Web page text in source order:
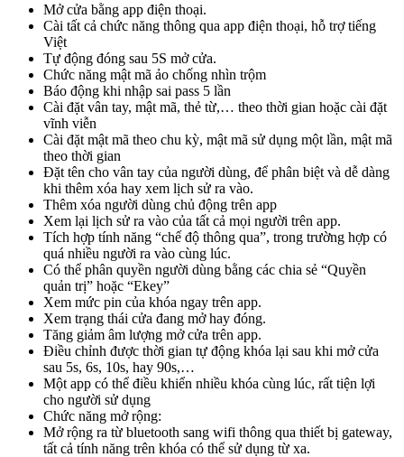
Mở cửa bằng app điện thoại.
Cài tất cả chức năng thông qua app điện thoại, hỗ trợ tiếng
Việt
Tự động đóng sau 5S mở cửa.
Chức năng mật mã ảo chống nhìn trộm
Báo động khi nhập sai pass 5 lần
Cài đặt vân tay, mật mã, thẻ từ,… theo thời gian hoặc cài đặt
vĩnh viễn
Cài đặt mật mã theo chu kỳ, mật mã sử dụng một lần, mật mã
theo thời gian
Đặt tên cho vân tay của người dùng, để phân biệt và dễ dàng
khi thêm xóa hay xem lịch sử ra vào.
Thêm xóa người dùng chủ động trên app
Xem lại lịch sử ra vào của tất cả mọi người trên app.
Tích hợp tính năng “chế độ thông qua”, trong trường hợp có
quá nhiều người ra vào cùng lúc.
Có thể phân quyền người dùng bằng các chia sẻ “Quyền
quản trị” hoặc “Ekey”
Xem mức pin của khóa ngay trên app.
Xem trạng thái cửa đang mở hay đóng.
Tăng giảm âm lượng mở cửa trên app.
Điều chỉnh được thời gian tự động khóa lại sau khi mở cửa
sau 5s, 6s, 10s, hay 90s,…
Một app có thể điều khiển nhiều khóa cùng lúc, rất tiện lợi
cho người sử dụng
Chức năng mở rộng:
Mở rộng ra từ bluetooth sang wifi thông qua thiết bị gateway,
tất cả tính năng trên khóa có thể sử dụng từ xa.